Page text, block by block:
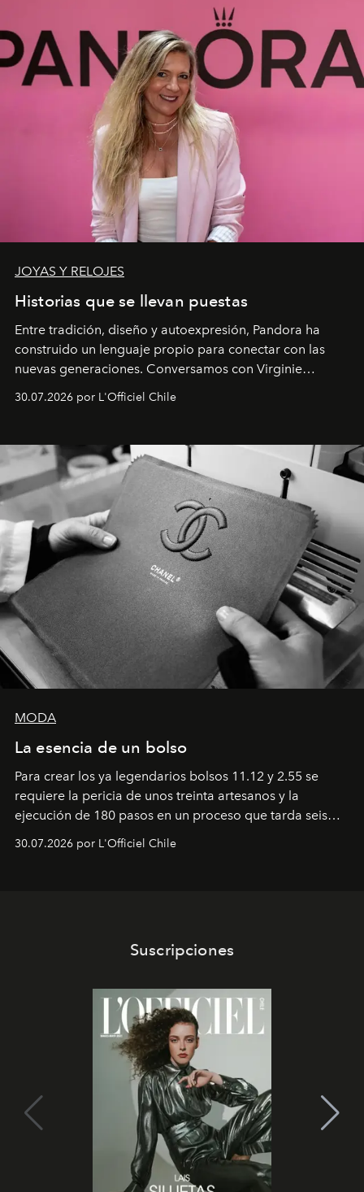
JOYAS Y RELOJES
Historias que se llevan puestas
Entre tradición, diseño y autoexpresión, Pandora ha
construido un lenguaje propio para conectar con las
nuevas generaciones. Conversamos con Virginie
Latinoamérica, sobre identidad, cultura y el valor
30.07.2026 por L'Officiel Chile
MODA
La esencia de un bolso
Para crear los ya legendarios bolsos 11.12 y 2.55 se
requiere la pericia de unos treinta artesanos y la
ejecución de 180 pasos en un proceso que tarda seis
que se enseña solamente en la escuela de formación de
30.07.2026 por L'Officiel Chile
Suscripciones